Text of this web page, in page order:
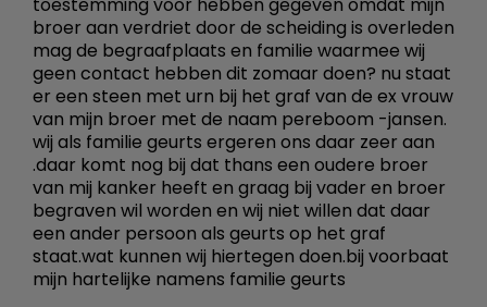
broer aan verdriet door de scheiding is overleden
mag de begraafplaats en familie waarmee wij
geen contact hebben dit zomaar doen? nu staat
er een steen met urn bij het graf van de ex vrouw
van mijn broer met de naam pereboom -jansen.
wij als familie geurts ergeren ons daar zeer aan
.daar komt nog bij dat thans een oudere broer
van mij kanker heeft en graag bij vader en broer
begraven wil worden en wij niet willen dat daar
een ander persoon als geurts op het graf
staat.wat kunnen wij hiertegen doen.bij voorbaat
mijn hartelijke namens familie geurts